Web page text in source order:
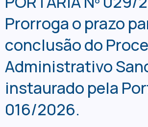
Prorroga o prazo
conclusão do
Administrativo
instaurado pela
016/2026.